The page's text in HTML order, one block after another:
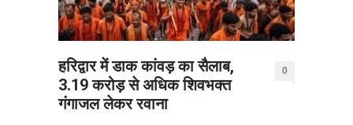
हरिद्वार में डाक कांवड़ का सैलाब,
3.19 करोड़ से अधिक शिवभक्त
गंगाजल लेकर रवाना
0